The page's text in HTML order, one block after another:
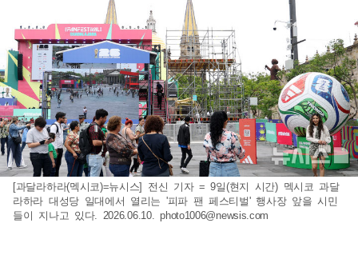
[과달라하라(멕시코)=뉴시스] 전신 기자 = 9일(현지 시간) 멕시코 과달
라하라 대성당 일대에서 열리는 '피파 팬 페스티벌' 행사장 앞을 시민
들이 지나고 있다. 2026.06.10.photo1006@newsis.com